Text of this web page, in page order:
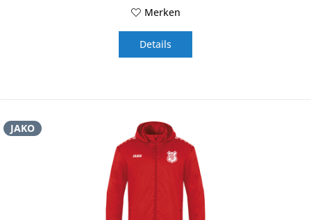
Merken
Details
JAKO